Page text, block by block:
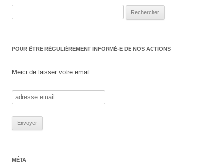
POUR ÊTRE RÉGULIÈREMENT INFORMÉ-E DE NOS ACTIONS
Merci de laisser votre email
MÉTA